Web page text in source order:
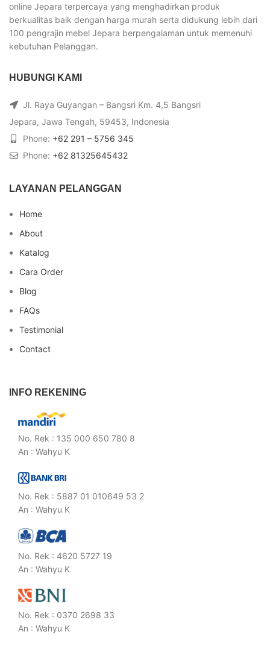
online Jepara terpercaya yang menghadirkan produk
berkualitas baik dengan harga murah serta didukung lebih dari
100 pengrajin mebel Jepara berpengalaman untuk memenuhi
kebutuhan Pelanggan.
HUBUNGI KAMI
Jl. Raya Guyangan – Bangsri Km. 4,5 Bangsri
Jepara, Jawa Tengah, 59453, Indonesia
Phone: +62 291 – 5756 345
Phone: +62 81325645432
LAYANAN PELANGGAN
Home
About
Katalog
Cara Order
Blog
FAQs
Testimonial
Contact
INFO REKENING
No. Rek : 135 000 650 780 8
An : Wahyu K
No. Rek : 5887 01 010649 53 2
An : Wahyu K
No. Rek : 4620 5727 19
An : Wahyu K
No. Rek : 0370 2698 33
An : Wahyu K